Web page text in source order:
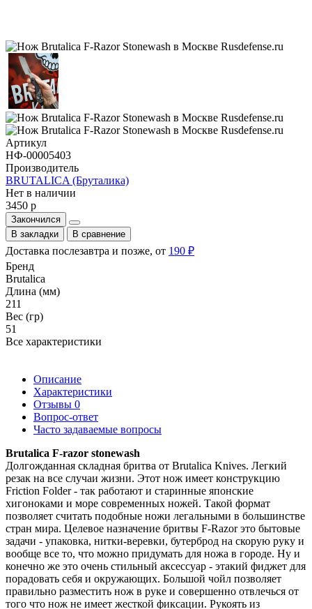
Артикул
НФ-00005403
Производитель
BRUTALICA (Бруталика)
Нет в наличии
3450 р
Закончился
В закладки
В сравнение
Доставка послезавтра и позже, от 190 ₽
Бренд
Brutalica
Длина (мм)
211
Вес (гр)
51
Все характеристики
Описание
Характеристики
Отзывы 0
Вопрос-ответ
Часто задаваемые вопросы
Brutalica F-razor stonewash
Долгожданная складная бритва от Brutalica Knives. Легкий
резак на все случаи жизни. Этот нож имеет конструкцию
Friction Folder - так работают и старинные японские
хигоноками и море современных ножей. Такой формат
позволяет считать подобные ножи легальными в большинстве
стран мира. Целевое назначение бритвы F-Razor это бытовые
задачи - упаковка, нитки-веревки, бутерброд на скорую руку и
вообще все то, что можно придумать для ножа в городе. Ну и
конечно же это очень стильный аксессуар - этакий фиджет для
порадовать себя и окружающих. Большой чойл позволяет
правильно разместить нож в руке и совершенно отвлечься от
того что нож не имеет жесткой фиксации. Рукоять из